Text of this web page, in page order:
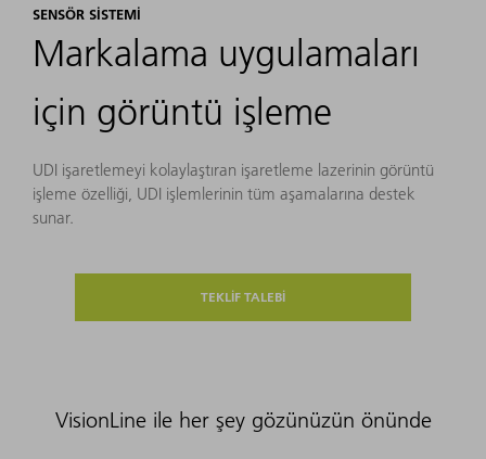
SENSÖR SISTEMI
Markalama uygulamaları
için görüntü işleme
UDI işaretlemeyi kolaylaştıran işaretleme lazerinin görüntü
işleme özelliği, UDI işlemlerinin tüm aşamalarına destek
sunar.
TEKLİF TALEBİ
VisionLine ile her şey gözünüzün önünde